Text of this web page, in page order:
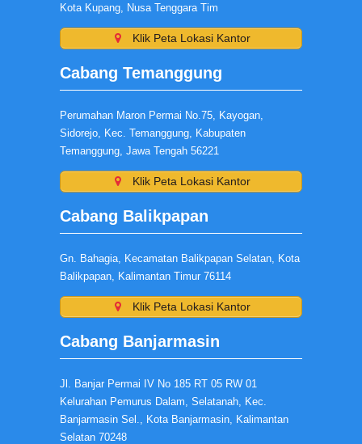
Kota Kupang, Nusa Tenggara Tim
Klik Peta Lokasi Kantor
Cabang Temanggung
Perumahan Maron Permai No.75, Kayogan,
Sidorejo, Kec. Temanggung, Kabupaten
Temanggung, Jawa Tengah 56221
Klik Peta Lokasi Kantor
Cabang Balikpapan
Gn. Bahagia, Kecamatan Balikpapan Selatan, Kota
Balikpapan, Kalimantan Timur 76114
Klik Peta Lokasi Kantor
Cabang Banjarmasin
Jl. Banjar Permai IV No 185 RT 05 RW 01
Kelurahan Pemurus Dalam, Selatanah, Kec.
Banjarmasin Sel., Kota Banjarmasin, Kalimantan
Selatan 70248